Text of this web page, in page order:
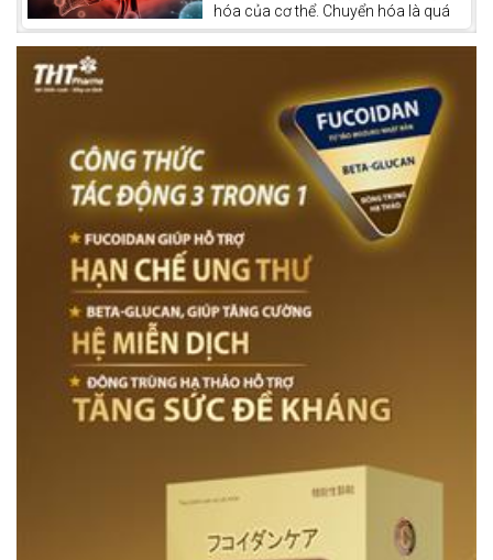
hóa của cơ thể. Chuyển hóa là quá
trình cơ thể chuyển đổi thức ăn, chất
dinh dưỡng thành năng lượng và các
còn được xem như một “nhà máy xử
lý hóa chất” của cơ thể, giúp thải độc
tố và tổng hợp các chất quan trọng
như dịch mật, glycogen và protein
huyết tương.